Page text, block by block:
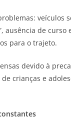
veículos
ausência de
para o trajeto.
devido à
crianças e